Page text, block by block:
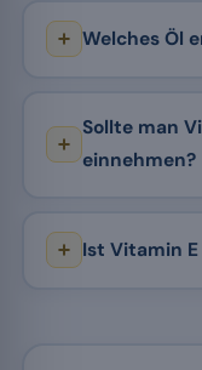
Welches Öl
Sollte man
einnehmen?
Ist Vitamin